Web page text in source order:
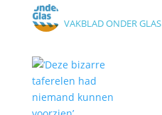
VAKBLAD ONDER GLAS